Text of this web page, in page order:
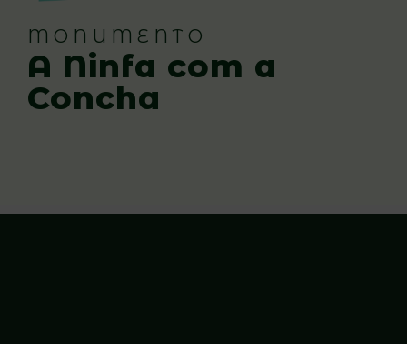
MONUMENTO
A Ninfa com a
Concha